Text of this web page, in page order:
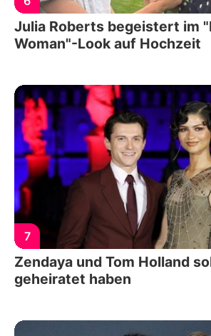
Julia Roberts begeistert im
Woman"-Look auf Hochzeit
7
Zendaya und Tom Holland
geheiratet haben